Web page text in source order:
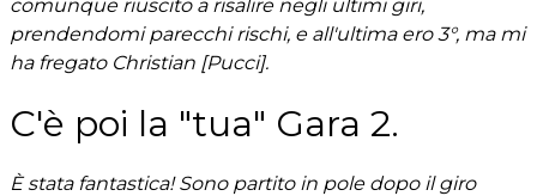
comunque riuscito a risalire negli ultimi giri,
prendendomi parecchi rischi, e all'ultima ero 3°, ma mi
ha fregato Christian [Pucci].
C'è poi la "tua" Gara 2.
È stata fantastica! Sono partito in pole dopo il giro